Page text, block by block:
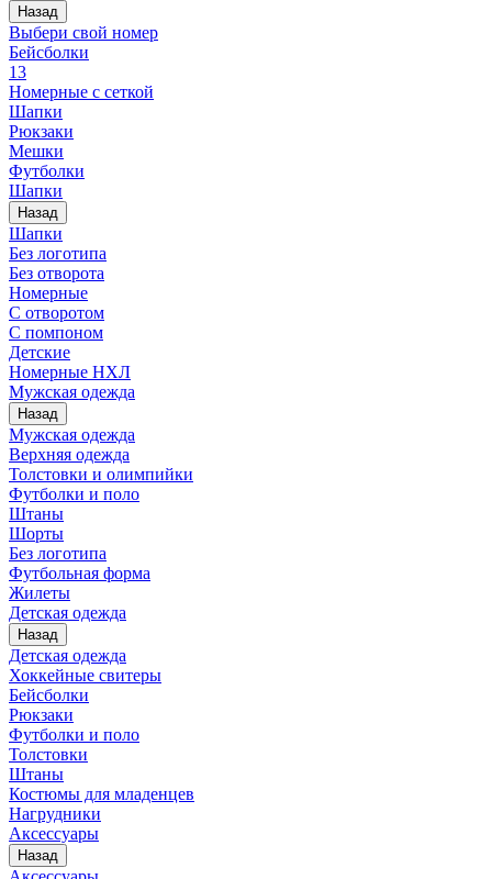
Назад
Выбери свой номер
Бейсболки
13
Номерные с сеткой
Шапки
Рюкзаки
Мешки
Футболки
Шапки
Назад
Шапки
Без логотипа
Без отворота
Номерные
С отворотом
С помпоном
Детские
Номерные НХЛ
Мужская одежда
Назад
Мужская одежда
Верхняя одежда
Толстовки и олимпийки
Футболки и поло
Штаны
Шорты
Без логотипа
Футбольная форма
Жилеты
Детская одежда
Назад
Детская одежда
Хоккейные свитеры
Бейсболки
Рюкзаки
Футболки и поло
Толстовки
Штаны
Костюмы для младенцев
Нагрудники
Аксессуары
Назад